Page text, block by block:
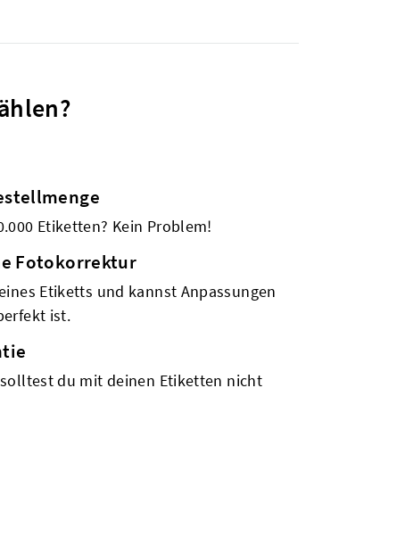
Etiketten? Kein Problem!
Fotokorrektur
Etiketts und kannst Anpassungen
ist.
du mit deinen Etiketten nicht